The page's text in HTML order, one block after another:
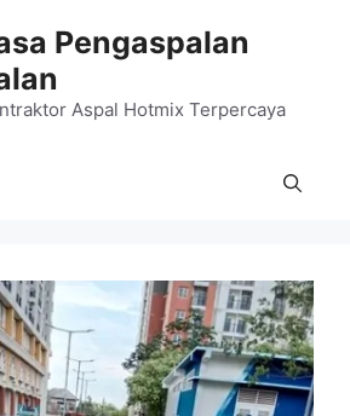
Pengaspalan
Aspal Hotmix Terpercaya